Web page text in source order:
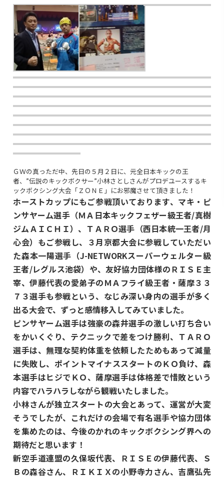
ＧＷの真っただ中、先日の５月２日に、元全日本キックの王
者、”伝説のキックボクサー”小林さとしさんがプロデユースするキ
ックボクシング大会「ＺＯＮＥ」にお邪魔させて頂きました！
ホーストカップにもご参戦頂いております、マキ・ピ
ンサヤーム選手（ＭＡ日本キックフェザー級王者/真樹
ジムＡＩＣＨＩ）、ＴＡＲＯ選手（西日本統一王者/月
心会）もご参戦し、３月京都大会に参戦していただい
た森本一陽選手（J-NETWORKスーパーウェルター級
王者/レグルス池袋）や、友好協力団体様のＲＩＳＥ主
宰、伊藤代表の愛弟子のＭＡフライ級王者・薩摩３３
７３選手も参戦という、なじみ深い身内の選手が多く
出る大会で、ずっと感情移入してみていました。
ピンサヤーム選手は強豪の森井選手の激しい打ち合い
をかいくぐり、テクニックで差をつけ勝利、ＴＡＲＯ
選手は、無理な契約体重を依頼したためもあって減量
に失敗し、ポイントマイナススタートのＫＯ負け、森
本選手はヒジでＫＯ、薩摩選手は体格差で惜敗という
内容でハラハラしながら観戦いたしました。
小林さんが独立スタートの大会とあって、運営が大変
そうでしたが、これだけの会場で有名選手や協力団体
を集めたのは、今後のかれのキックボクシング界への
期待だと思います！
新空手道連盟の久保坂代表、ＲＩＳＥの伊藤代表、Ｓ
Ｂの森谷さん、ＲＩＫＩＸの小野寺力さん、吉鷹弘先